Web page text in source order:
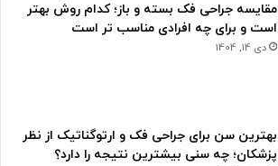
مقایسه جراحی فک بسته و باز؛ کدام روش بهتر
است و برای چه افرادی مناسب تر است
دی 14, 1404
بهترین سن برای جراحی فک و ارتوگناتیک از نظر
پزشکان؛ چه سنی بیشترین نتیجه را دارد؟